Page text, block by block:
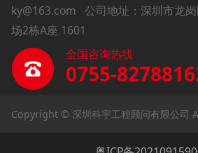
ky@163.com 公司地址：深圳市龙
场2栋A座 1601
全国咨询热线
0755-
Copyright © 深圳科宇工程顾问有限公司